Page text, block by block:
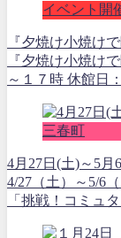
イベント開
『夕焼け小焼け
『夕焼け小焼け
～１７時 休館日
三春町
4月27日(土)～5
4/27（土）～5/6
「挑戦！コミュ